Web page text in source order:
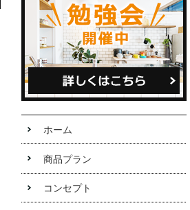
ホーム
商品プラン
コンセプト